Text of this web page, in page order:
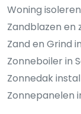
Woning
Zandblazen en
Zand en Grind
Zonneboiler in
Zonnedak
Zonnepanelen